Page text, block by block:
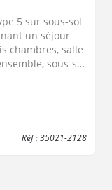
5 sur sous-sol
un séjour
chambres, salle
sous-sol
Réf : 35021-2128